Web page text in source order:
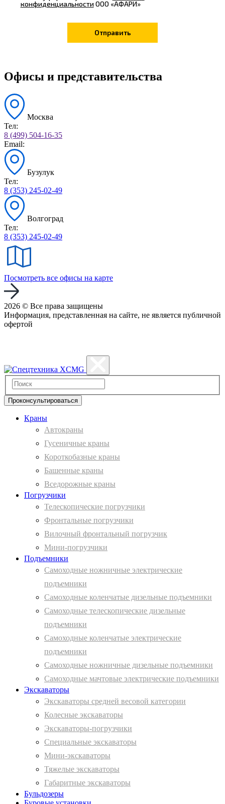
конфиденциальностиООО «АФАРИ»
Офисы и представительства
Москва
Тел:
8 (499) 504-16-35
Email:
Бузулук
Тел:
8 (353) 245-02-49
Волгоград
Тел:
8 (353) 245-02-49
Посмотреть все офисы на карте
2026 © Все права защищены
Информация, представленная на сайте, не является публичной
офертой
Проконсультироваться
Краны
Автокраны
Гусеничные краны
Короткобазные краны
Башенные краны
Вcедорожные краны
Погрузчики
Телескопические погрузчики
Фронтальные погрузчики
Вилочный фронтальный погрузчик
Мини-погрузчики
Подъемники
Самоходные ножничные электрические
подъемники
Самоходные коленчатые дизельные подъемники
Самоходные телескопические дизельные
подъемники
Самоходные коленчатые электрические
подъемники
Самоходные ножничные дизельные подъемники
Самоходные мачтовые электрические подъемники
Экскаваторы
Экскаваторы средней весовой категории
Колесные экскаваторы
Экскаваторы-погрузчики
Специальные экскаваторы
Мини-экскаваторы
Тяжелые экскаваторы
Габаритные экскаваторы
Бульдозеры